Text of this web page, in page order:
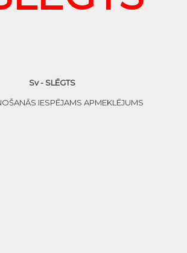
Sv - SLĒGTS
IESPĒJAMS APMEKLĒJUMS